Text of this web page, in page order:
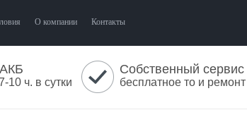
О компании Контакты
10 ч. в сутки
Собственный сервис
бесплатное то и ремонт